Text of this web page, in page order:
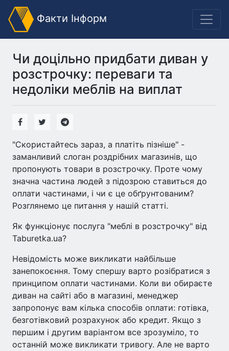
Факти Інформ
Чи доцільно придбати диван у
розстрочку: переваги та
недоліки меблів на виплат
"Скористайтесь зараз, а платіть пізніше" -
заманливий слоган роздрібних магазинів, що
пропонують товари в розстрочку. Проте чому
значна частина людей з підозрою ставиться до
оплати частинами, і чи є це обґрунтованим?
Розглянемо це питання у нашій статті.
Як функціонує послуга "меблі в розстрочку" від
Taburetka.ua?
Невідомість може викликати найбільше
занепокоєння. Тому спершу варто розібратися з
принципом оплати частинами. Коли ви обираєте
диван на сайті або в магазині, менеджер
запропонує вам кілька способів оплати: готівка,
безготівковий розрахунок або кредит. Якщо з
першим і другим варіантом все зрозуміло, то
останній може викликати тривогу. Але не варто